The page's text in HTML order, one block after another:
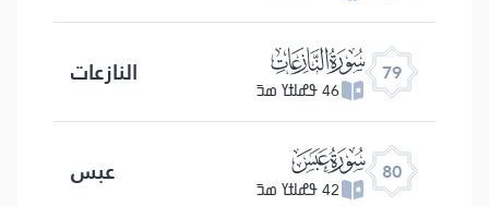
79 ﯼ
46 ߟߝߊߙߌ ߘߏ߫ النازعات
80 ﯽ
42 ߟߝߊߙߌ ߘߏ߫ عبس